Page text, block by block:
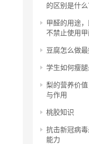
的区别是什么
甲醛的用途
不禁止使用
豆腐怎么做
学生如何瘦
梨的营养价
与作用
桃胶知识
抗击新冠病
能力